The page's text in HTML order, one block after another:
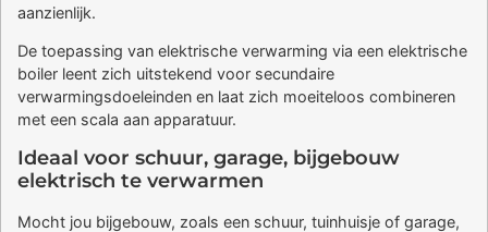
aanzienlijk.
De toepassing van elektrische verwarming via een elektrische
boiler leent zich uitstekend voor secundaire
verwarmingsdoeleinden en laat zich moeiteloos combineren
met een scala aan apparatuur.
Ideaal voor schuur, garage, bijgebouw
elektrisch te verwarmen
Mocht jou bijgebouw, zoals een schuur, tuinhuisje of garage,